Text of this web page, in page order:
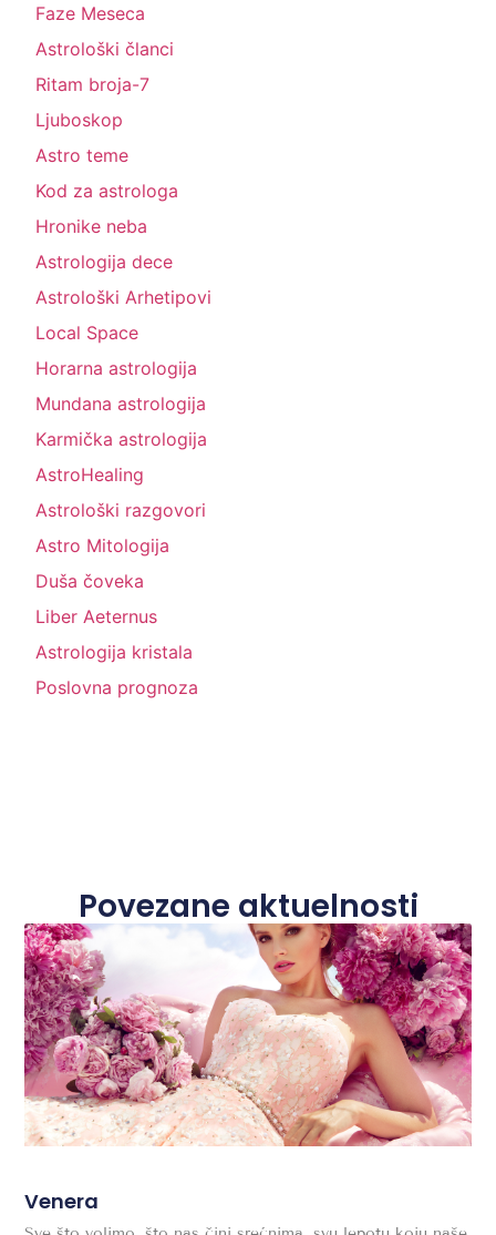
Faze Meseca
Astrološki članci
Ritam broja-7
Ljuboskop
Astro teme
Kod za astrologa
Hronike neba
Astrologija dece
Astrološki Arhetipovi
Local Space
Horarna astrologija
Mundana astrologija
Karmička astrologija
AstroHealing
Astrološki razgovori
Astro Mitologija
Duša čoveka
Liber Aeternus
Astrologija kristala
Poslovna prognoza
Povezane aktuelnosti
Venera